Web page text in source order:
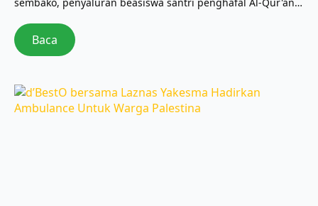
sembako, penyaluran beasiswa santri penghafal Al-Qur'an…
Baca